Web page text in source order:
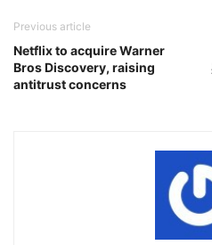
Previous article
Netflix to acquire Warner
Bros Discovery, raising
antitrust concerns